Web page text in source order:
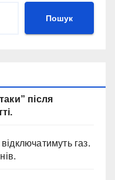
Пошук
після
газ.